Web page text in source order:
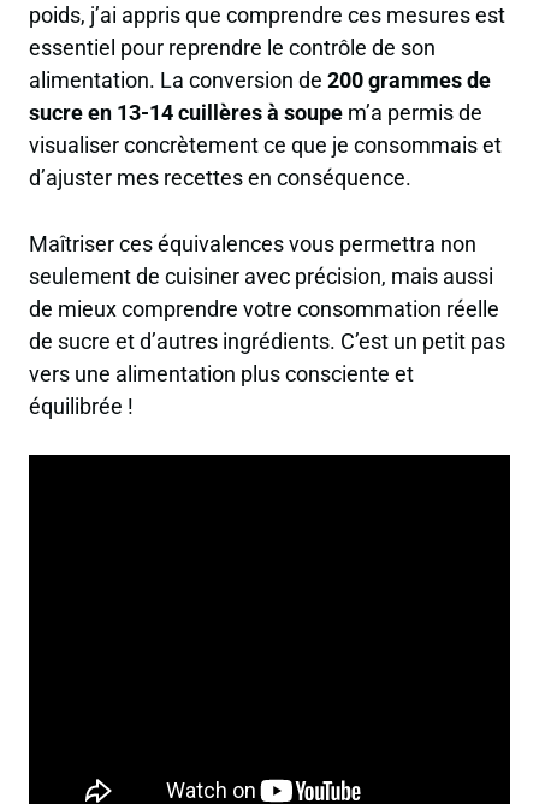
poids, j’ai appris que comprendre ces mesures est
essentiel pour reprendre le contrôle de son
alimentation. La conversion de 200 grammes de
sucre en 13-14 cuillères à soupe m’a permis de
visualiser concrètement ce que je consommais et
d’ajuster mes recettes en conséquence.
Maîtriser ces équivalences vous permettra non
seulement de cuisiner avec précision, mais aussi
de mieux comprendre votre consommation réelle
de sucre et d’autres ingrédients. C’est un petit pas
vers une alimentation plus consciente et
équilibrée !